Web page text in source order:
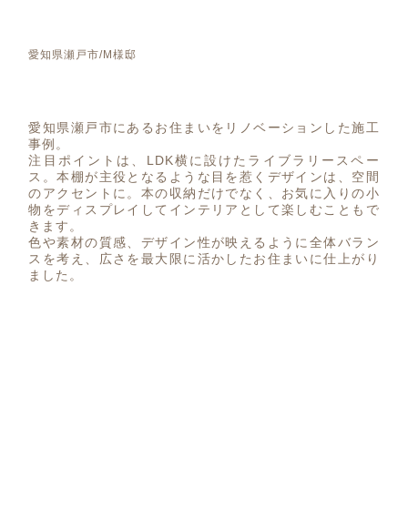
愛知県瀬戸市/M様邸
愛知県瀬戸市にあるお住まいをリノベーションした施工
事例。
注目ポイントは、LDK横に設けたライブラリースペー
ス。本棚が主役となるような目を惹くデザインは、空間
のアクセントに。本の収納だけでなく、お気に入りの小
物をディスプレイしてインテリアとして楽しむこともで
きます。
色や素材の質感、デザイン性が映えるように全体バラン
スを考え、広さを最大限に活かしたお住まいに仕上がり
ました。